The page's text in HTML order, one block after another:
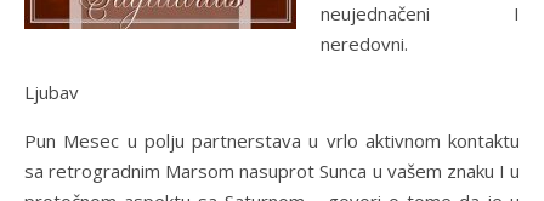
neujednačeni I
neredovni.
Ljubav
Pun Mesec u polju partnerstava u vrlo aktivnom kontaktu
sa retrogradnim Marsom nasuprot Sunca u vašem znaku I u